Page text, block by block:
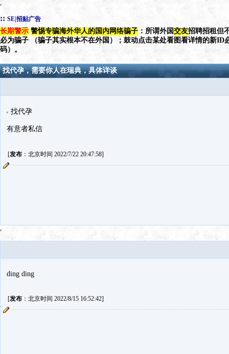
:: SE|招贴广告
长期警示 警惕专骗海外华人的国内网络骗子 ：所谓外国交友招聘招租但
必为骗子 （骗子其实根本不在外国）；鼓动点击某处看图看详情的新ID
码）。
找代孕，需要你人在瑞典，具体详谈
找代孕
有意者私信
[发布：北京时间 2022/7/22 20:47:58]
ding ding
[发布：北京时间 2022/8/15 16:52:42]